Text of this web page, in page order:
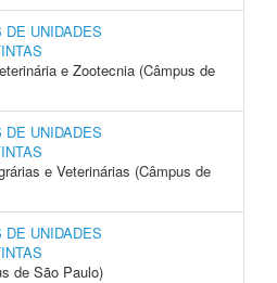
UNIDADES
e Zootecnia (Câmpus de
UNIDADES
e Veterinárias (Câmpus de
UNIDADES
de São Paulo)